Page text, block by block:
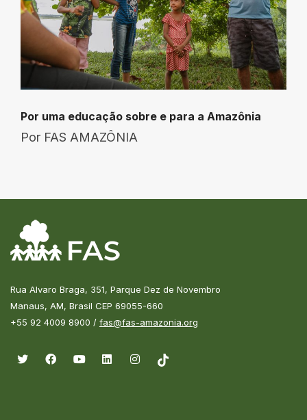
Por uma educação sobre e para a Amazônia
Por FAS AMAZÔNIA
Rua Alvaro Braga, 351, Parque Dez de Novembro
Manaus, AM, Brasil CEP 69055-660
+55 92 4009 8900 / fas@fas-amazonia.org